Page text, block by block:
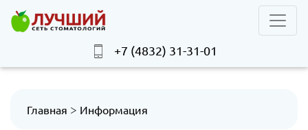
+7 (4832) 31-31-01
Главная > Информация